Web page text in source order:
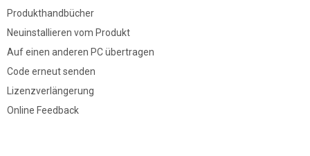
Produkthandbücher
Neuinstallieren vom Produkt
Auf einen anderen PC übertragen
Code erneut senden
Lizenzverlängerung
Online Feedback